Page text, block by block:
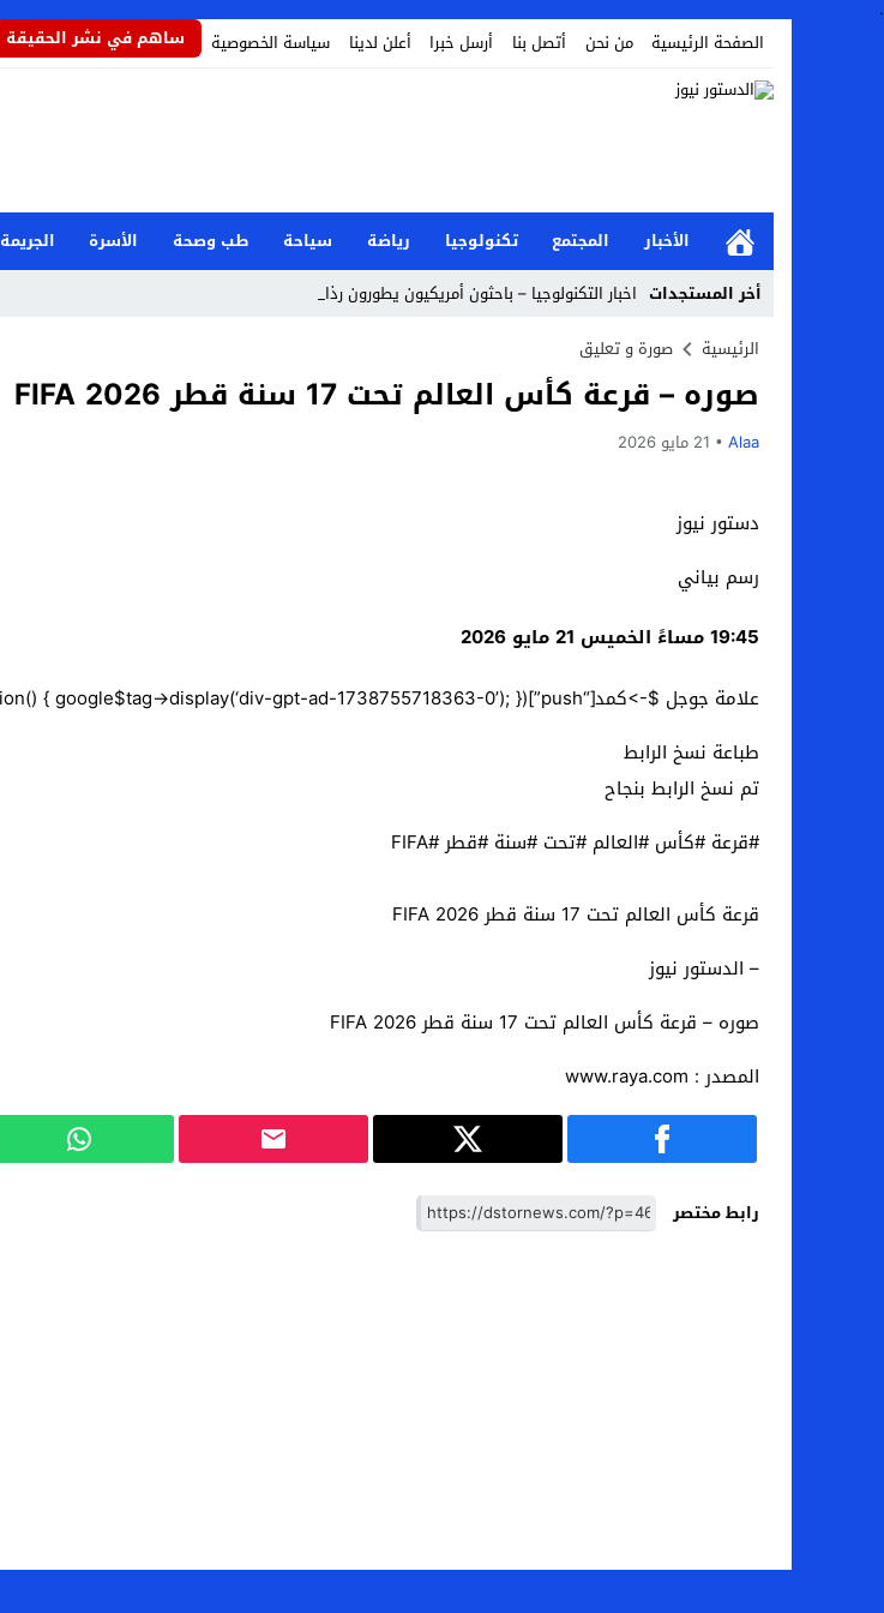
.
الصفحة الرئيسية
من نحن أتصل بنا أرسل خبرا أعلن لدينا سياسة الخصوصية ساهم في نشر الحقيقة
الأخبار المجتمع تكنولوجيا رياضة سياحة طب وصحة الأسرة الجريمة
أخر المستجدات اخبار التكنولوجيا – باحثون أمريكيون يطورون رذاذاً _
Stop
Previous
Next
الرئيسية صورة و تعليق
صوره – قرعة كأس العالم تحت 17 سنة قطر 2026 FIFA
Alaa 21 مايو 2026
دستور نيوز
رسم بياني
19:45 مساءً الخميس 21 مايو 2026
علامة جوجل $->كمد[“push”](function() { google$tag->display(‘div-gpt-ad-1738755718363-0’); });
طباعة نسخ الرابط
تم نسخ الرابط بنجاح
#قرعة #كأس #العالم #تحت #سنة #قطر #FIFA
قرعة كأس العالم تحت 17 سنة قطر 2026 FIFA
– الدستور نيوز
صوره – قرعة كأس العالم تحت 17 سنة قطر 2026 FIFA
المصدر : www.raya.com
رابط مختصر